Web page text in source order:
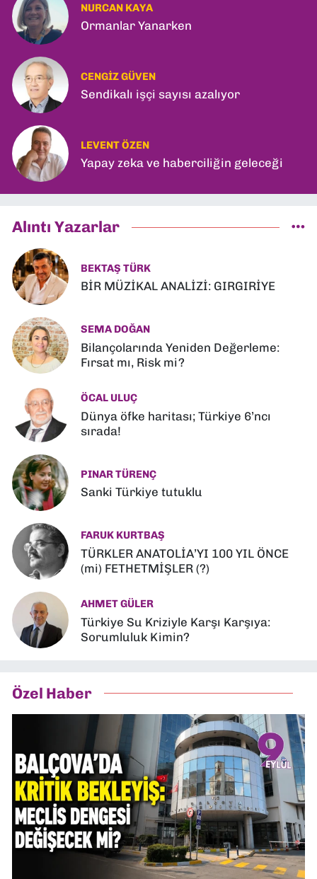
NURCAN KAYA
Ormanlar Yanarken
CENGIZ GÜVEN
Sendikalı işçi sayısı azalıyor
LEVENT ÖZEN
Yapay zeka ve haberciliğin geleceği
Alıntı Yazarlar
BEKTAŞ TÜRK
BİR MÜZİKAL ANALİZİ: GIRGIRİYE
SEMA DOĞAN
Bilançolarında Yeniden Değerleme:
Fırsat mı, Risk mi?
ÖCAL ULUÇ
Dünya öfke haritası; Türkiye 6’ncı
sırada!
PINAR TÜRENÇ
Sanki Türkiye tutuklu
FARUK KURTBAŞ
TÜRKLER ANATOLİA’YI 100 YIL ÖNCE
(mi) FETHETMİŞLER (?)
AHMET GÜLER
Türkiye Su Kriziyle Karşı Karşıya:
Sorumluluk Kimin?
Özel Haber